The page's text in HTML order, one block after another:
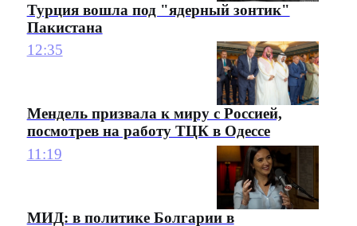
Турция вошла под "ядерный зонтик"
Пакистана
12:35
Мендель призвала к миру с Россией,
посмотрев на работу ТЦК в Одессе
11:19
МИД: в политике Болгарии в